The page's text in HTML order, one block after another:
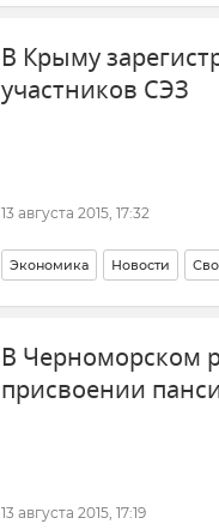
В Крыму
участников СЭЗ
13 августа 2015, 17:32
Экономика Новости
В Черноморском
присвоении
13 августа 2015, 17:19